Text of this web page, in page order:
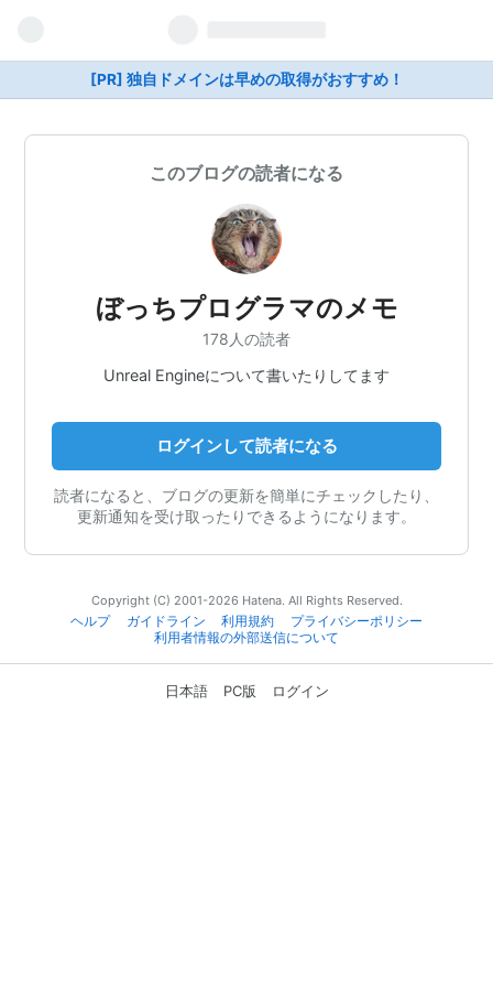
[PR] 独自ドメインは早めの取得がおすすめ！
このブログの読者になる
ぼっちプログラマのメモ
178人の読者
Unreal Engineについて書いたりしてます
ログインして読者になる
読者になると、ブログの更新を簡単にチェックしたり、
更新通知を受け取ったりできるようになります。
Copyright (C) 2001-2026 Hatena. All Rights Reserved.
ヘルプ
ガイドライン 利用規約
プライバシーポリシー
利用者情報の外部送信について
日本語 PC版 ログイン